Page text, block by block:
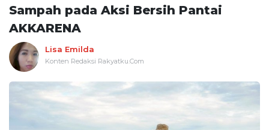
Sampah pada Aksi Bersih Pantai
AKKARENA
Lisa Emilda
Konten Redaksi Rakyatku.Com